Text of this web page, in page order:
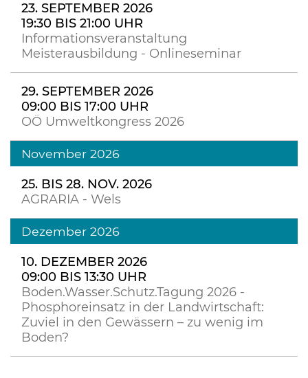
23. SEPTEMBER 2026
19:30 BIS 21:00 UHR
Informationsveranstaltung
Meisterausbildung - Onlineseminar
29. SEPTEMBER 2026
09:00 BIS 17:00 UHR
OÖ Umweltkongress 2026
November 2026
25. BIS 28. NOV. 2026
AGRARIA - Wels
Dezember 2026
10. DEZEMBER 2026
09:00 BIS 13:30 UHR
Boden.Wasser.Schutz.Tagung 2026 -
Phosphoreinsatz in der Landwirtschaft:
Zuviel in den Gewässern – zu wenig im
Boden?